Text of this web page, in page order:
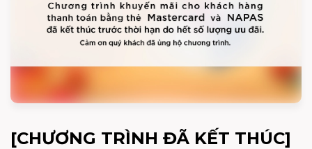
[CHƯƠNG TRÌNH ĐÃ KẾT THÚC]